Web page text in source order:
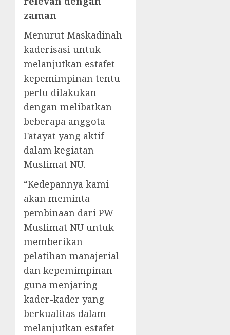
zaman
Menurut Maskadinah
kaderisasi untuk
melanjutkan estafet
kepemimpinan tentu
perlu dilakukan
dengan melibatkan
beberapa anggota
Fatayat yang aktif
dalam kegiatan
Muslimat NU.
“Kedepannya kami
akan meminta
pembinaan dari PW
Muslimat NU untuk
memberikan
pelatihan manajerial
dan kepemimpinan
guna menjaring
kader-kader yang
berkualitas dalam
melanjutkan estafet